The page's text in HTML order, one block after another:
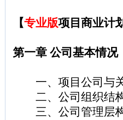
【专业版项目商业计
第一章 公司基本情况
一、项目公司与
二、公司组织结
三、公司管理层